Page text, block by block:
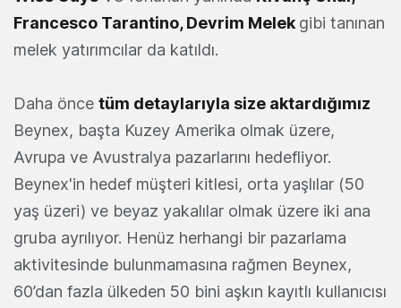
Francesco Tarantino, Devrim Melek gibi tanınan
melek yatırımcılar da katıldı.
Daha önce tüm detaylarıyla size aktardığımız
Beynex, başta Kuzey Amerika olmak üzere,
Avrupa ve Avustralya pazarlarını hedefliyor.
Beynex'in hedef müşteri kitlesi, orta yaşlılar (50
yaş üzeri) ve beyaz yakalılar olmak üzere iki ana
gruba ayrılıyor. Henüz herhangi bir pazarlama
aktivitesinde bulunmamasına rağmen Beynex,
60’dan fazla ülkeden 50 bini aşkın kayıtlı kullanıcısı